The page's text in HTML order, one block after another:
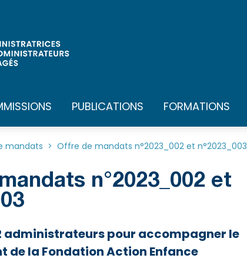
PUBLICATIONS FORMATIONS
mandats > Offre de mandats n°2023_002 et n°2023_003
n°2023_002 et
administrateurs pour accompagner le
de la Fondation Action Enfance